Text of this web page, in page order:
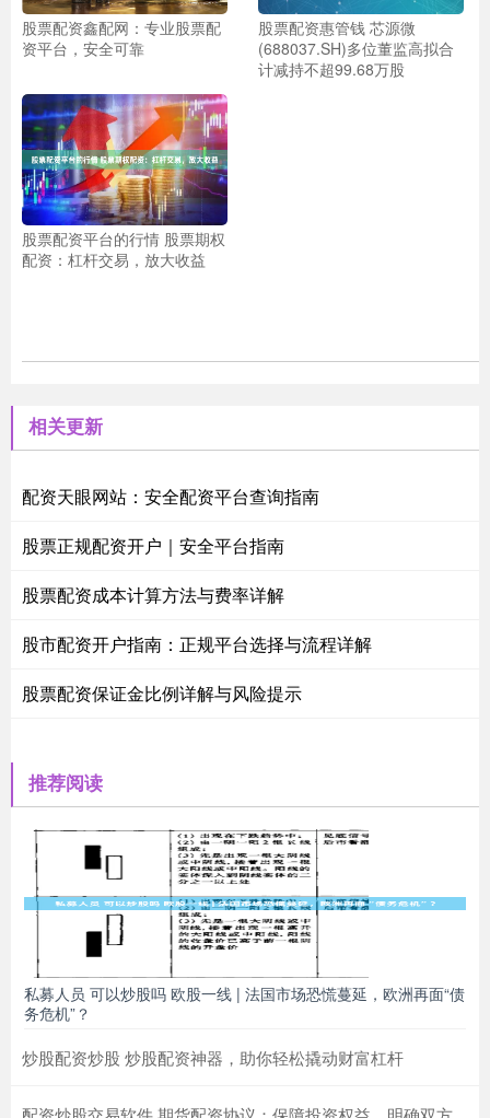
股票配资鑫配网：专业股票配
资平台，安全可靠
股票配资惠管钱 芯源微
(688037.SH)多位董监高拟合
计减持不超99.68万股
股票配资平台的行情 股票期权
配资：杠杆交易，放大收益
相关更新
配资天眼网站：安全配资平台查询指南
股票正规配资开户｜安全平台指南
股票配资成本计算方法与费率详解
股市配资开户指南：正规平台选择与流程详解
股票配资保证金比例详解与风险提示
推荐阅读
私募人员 可以炒股吗 欧股一线 | 法国市场恐慌蔓延，欧洲再面“债
务危机”？
炒股配资炒股 炒股配资神器，助你轻松撬动财富杠杆